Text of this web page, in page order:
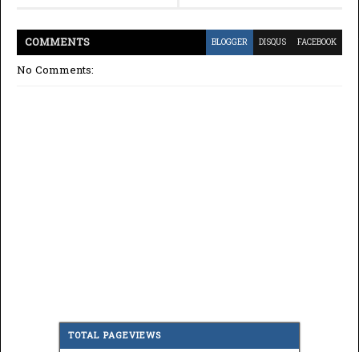
COMMENTS BLOGGER DISQUS FACEBOOK
No Comments:
TOTAL PAGEVIEWS